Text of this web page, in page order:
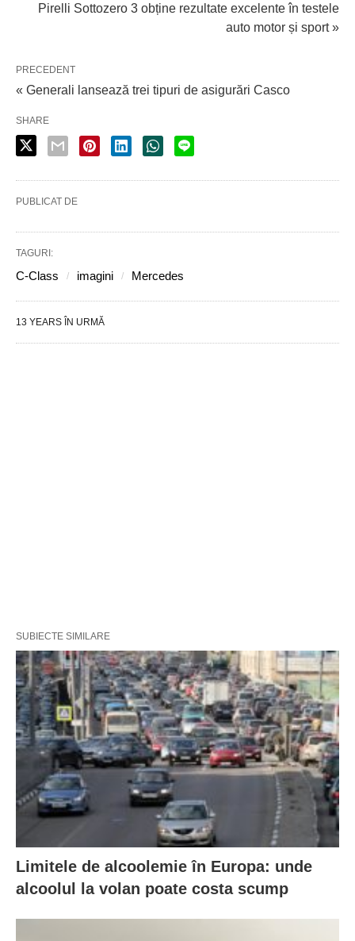
Pirelli Sottozero 3 obține rezultate excelente în testele
auto motor și sport »
PRECEDENT
« Generali lansează trei tipuri de asigurări Casco
SHARE
PUBLICAT DE
TAGURI:
C-Class imagini Mercedes
13 YEARS ÎN URMĂ
SUBIECTE SIMILARE
Limitele de alcoolemie în Europa: unde
alcoolul la volan poate costa scump